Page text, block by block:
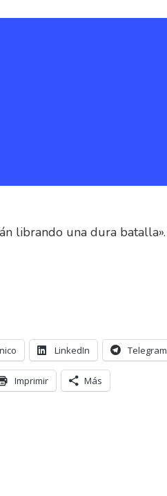
librando una dura batalla».
LinkedIn Telegram
Imprimir Más